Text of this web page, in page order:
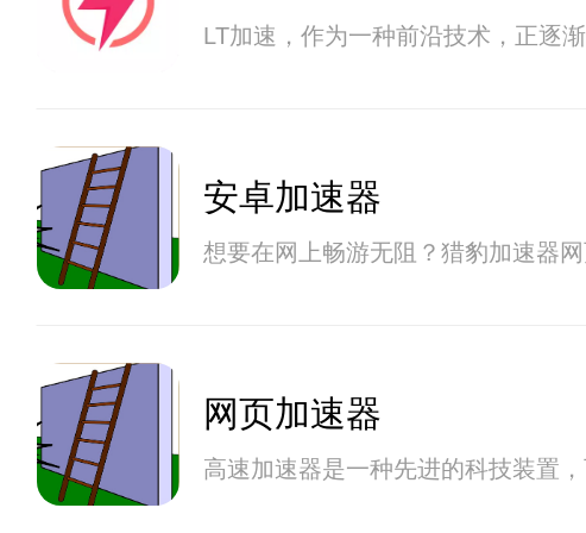
LT加速，作为一种前沿技术，正逐
安卓加速器
想要在网上畅游无阻？猎豹加速器
网页加速器
高速加速器是一种先进的科技装置